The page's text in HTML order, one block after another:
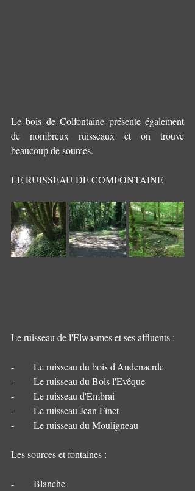
Le bois de Colfontaine présente également
de nombreux ruisseaux et on trouve
beaucoup de sources.
LE RUISSEAU DE COMFONTAINE
Le ruisseau de l'Elwasmes et ses affluents :
-        Le ruisseau du bois d'Audenaerde
-        Le ruisseau du Bois l'Evêque
-        Le ruisseau d'Embrai
-        Le ruisseau Jean Finet
-        Le ruisseau du Mouligneau
Les sources et fontaines :
-        Blanche